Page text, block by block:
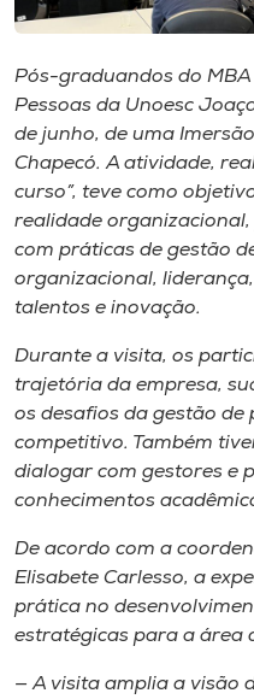
Editora
Rádio
Museu
Store
Selecione
o idioma
A+
A-
Pós-graduandos do
Pessoas da Unoesc
de junho, de uma
Chapecó. A atividade,
curso”, teve como
realidade
com práticas de gestão
organizacional,
talentos e inovação.
Durante a visita, os
trajetória da empresa,
os desafios da gestão de
competitivo. Também
dialogar com gestores e
conhecimentos
De acordo com a
Elisabete Carlesso, a
prática no
estratégicas para a área
— A visita amplia a visão